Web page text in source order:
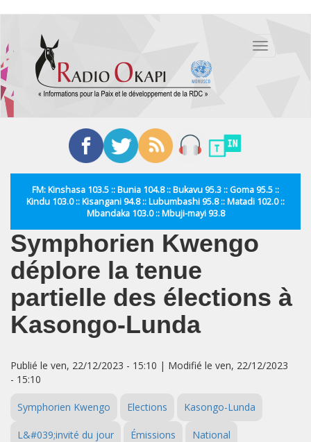
contenu
principal
Toggle
FM: Kinshasa 103.5 :: Bunia 104.8 :: Bukavu 95.3 :: Goma 95.5 ::
Kindu 103.0 :: Kisangani 94.8 :: Lubumbashi 95.8 :: Matadi 102.0 ::
Mbandaka 103.0 :: Mbuji-mayi 93.8
Symphorien Kwengo
déplore la tenue
partielle des élections à
Kasongo-Lunda
Publié le ven, 22/12/2023 - 15:10 | Modifié le ven, 22/12/2023
- 15:10
Symphorien Kwengo Elections Kasongo-Lunda
L&#039;invité du jour Émissions National